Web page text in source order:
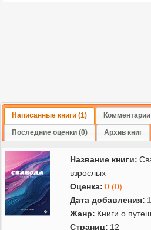
Написанные книги (1) Комментарии
Последние оценки (0) Архив книг
Название книги:
взрослых
Оценка: 0 (0)
Дата добавления:
Жанр: Книги о
Страниц: 12